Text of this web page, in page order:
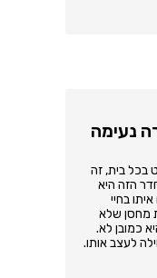
נעימה
בכל בית, זה
הזה היא
בחיי
מחסן שלא
כמובן לא.
לעצב אותו.